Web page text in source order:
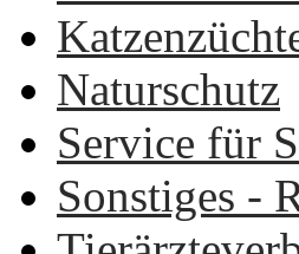
Naturschutz
Service für
Sonstiges -